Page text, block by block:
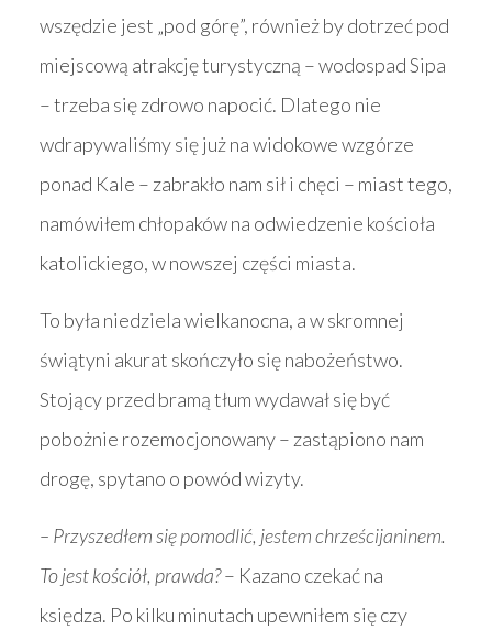
wszędzie jest „pod górę”, również by dotrzeć pod
miejscową atrakcję turystyczną – wodospad Sipa
– trzeba się zdrowo napocić. Dlatego nie
wdrapywaliśmy się już na widokowe wzgórze
ponad Kale – zabrakło nam sił i chęci – miast tego,
namówiłem chłopaków na odwiedzenie kościoła
katolickiego, w nowszej części miasta.
To była niedziela wielkanocna, a w skromnej
świątyni akurat skończyło się nabożeństwo.
Stojący przed bramą tłum wydawał się być
pobożnie rozemocjonowany – zastąpiono nam
drogę, spytano o powód wizyty.
– Przyszedłem się pomodlić, jestem chrześcijaninem.
To jest kościół, prawda?– Kazano czekać na
księdza. Po kilku minutach upewniłem się czy